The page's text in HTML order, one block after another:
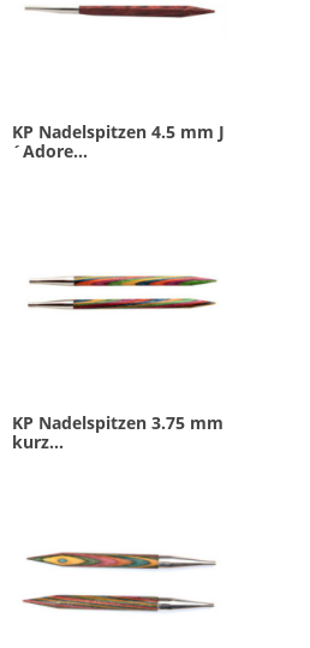
KP Nadelspitzen 4.5 mm J
´Adore...
KP Nadelspitzen 3.75 mm
kurz...